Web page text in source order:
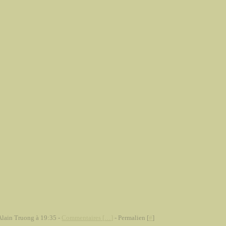
Truong à 19:35 - - Permalien [ ]